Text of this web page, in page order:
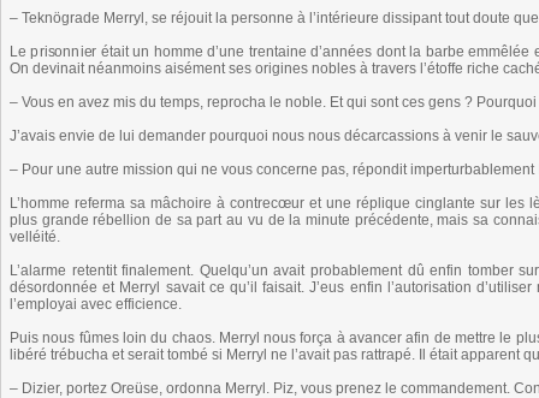
– Teknögrade Merryl, se réjouit la personne à l’intérieure dissipant tout doute
Le prisonnier était un homme d’une trentaine d’années dont la barbe
On devinait néanmoins aisément ses origines nobles à travers l’étoffe riche
– Vous en avez mis du temps, reprocha le noble. Et qui sont ces gens ?
J’avais envie de lui demander pourquoi nous nous décarcassions à venir le
– Pour une autre mission qui ne vous concerne pas, répondit
L’homme referma sa mâchoire à contrecœur et une réplique cinglante sur les
plus grande rébellion de sa part au vu de la minute précédente, mais sa
velléité.
L’alarme retentit finalement. Quelqu’un avait probablement dû enfin tomber
désordonnée et Merryl savait ce qu’il faisait. J’eus enfin l’autorisation
l’employai avec efficience.
Puis nous fûmes loin du chaos. Merryl nous força à avancer afin de mettre le
libéré trébucha et serait tombé si Merryl ne l’avait pas rattrapé. Il était apparent
– Dizier, portez Oreüse, ordonna Merryl. Piz, vous prenez le commandement.